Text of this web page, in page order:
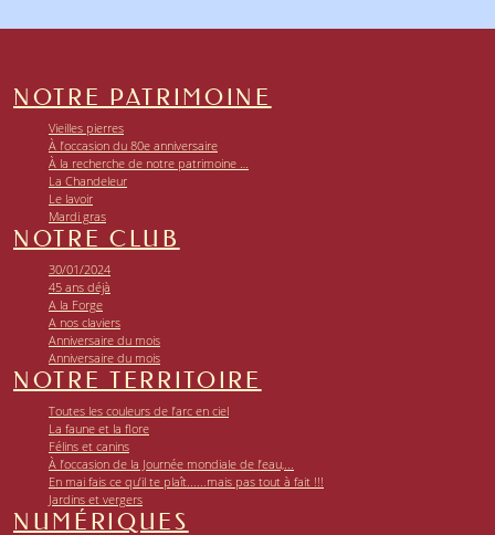
NOTRE PATRIMOINE
Vieilles pierres
À l’occasion du 80e anniversaire
À la recherche de notre patrimoine …
La Chandeleur
Le lavoir
Mardi gras
NOTRE CLUB
30/01/2024
45 ans déjà
A la Forge
A nos claviers
Anniversaire du mois
Anniversaire du mois
NOTRE TERRITOIRE
Toutes les couleurs de l’arc en ciel
La faune et la flore
Félins et canins
À l’occasion de la Journée mondiale de l’eau,...
En mai fais ce qu’il te plaît......mais pas tout à fait !!!
Jardins et vergers
NUMÉRIQUES